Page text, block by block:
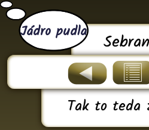
Jádro pudla
Tak to teda